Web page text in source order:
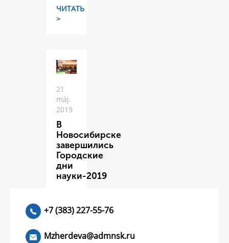
ЧИТАТЬ
>
21
máj.
2019
В
Новосибирске
завершились
Городские
дни
науки-2019
+7 (383) 227-55-76
Mzherdeva@admnsk.ru